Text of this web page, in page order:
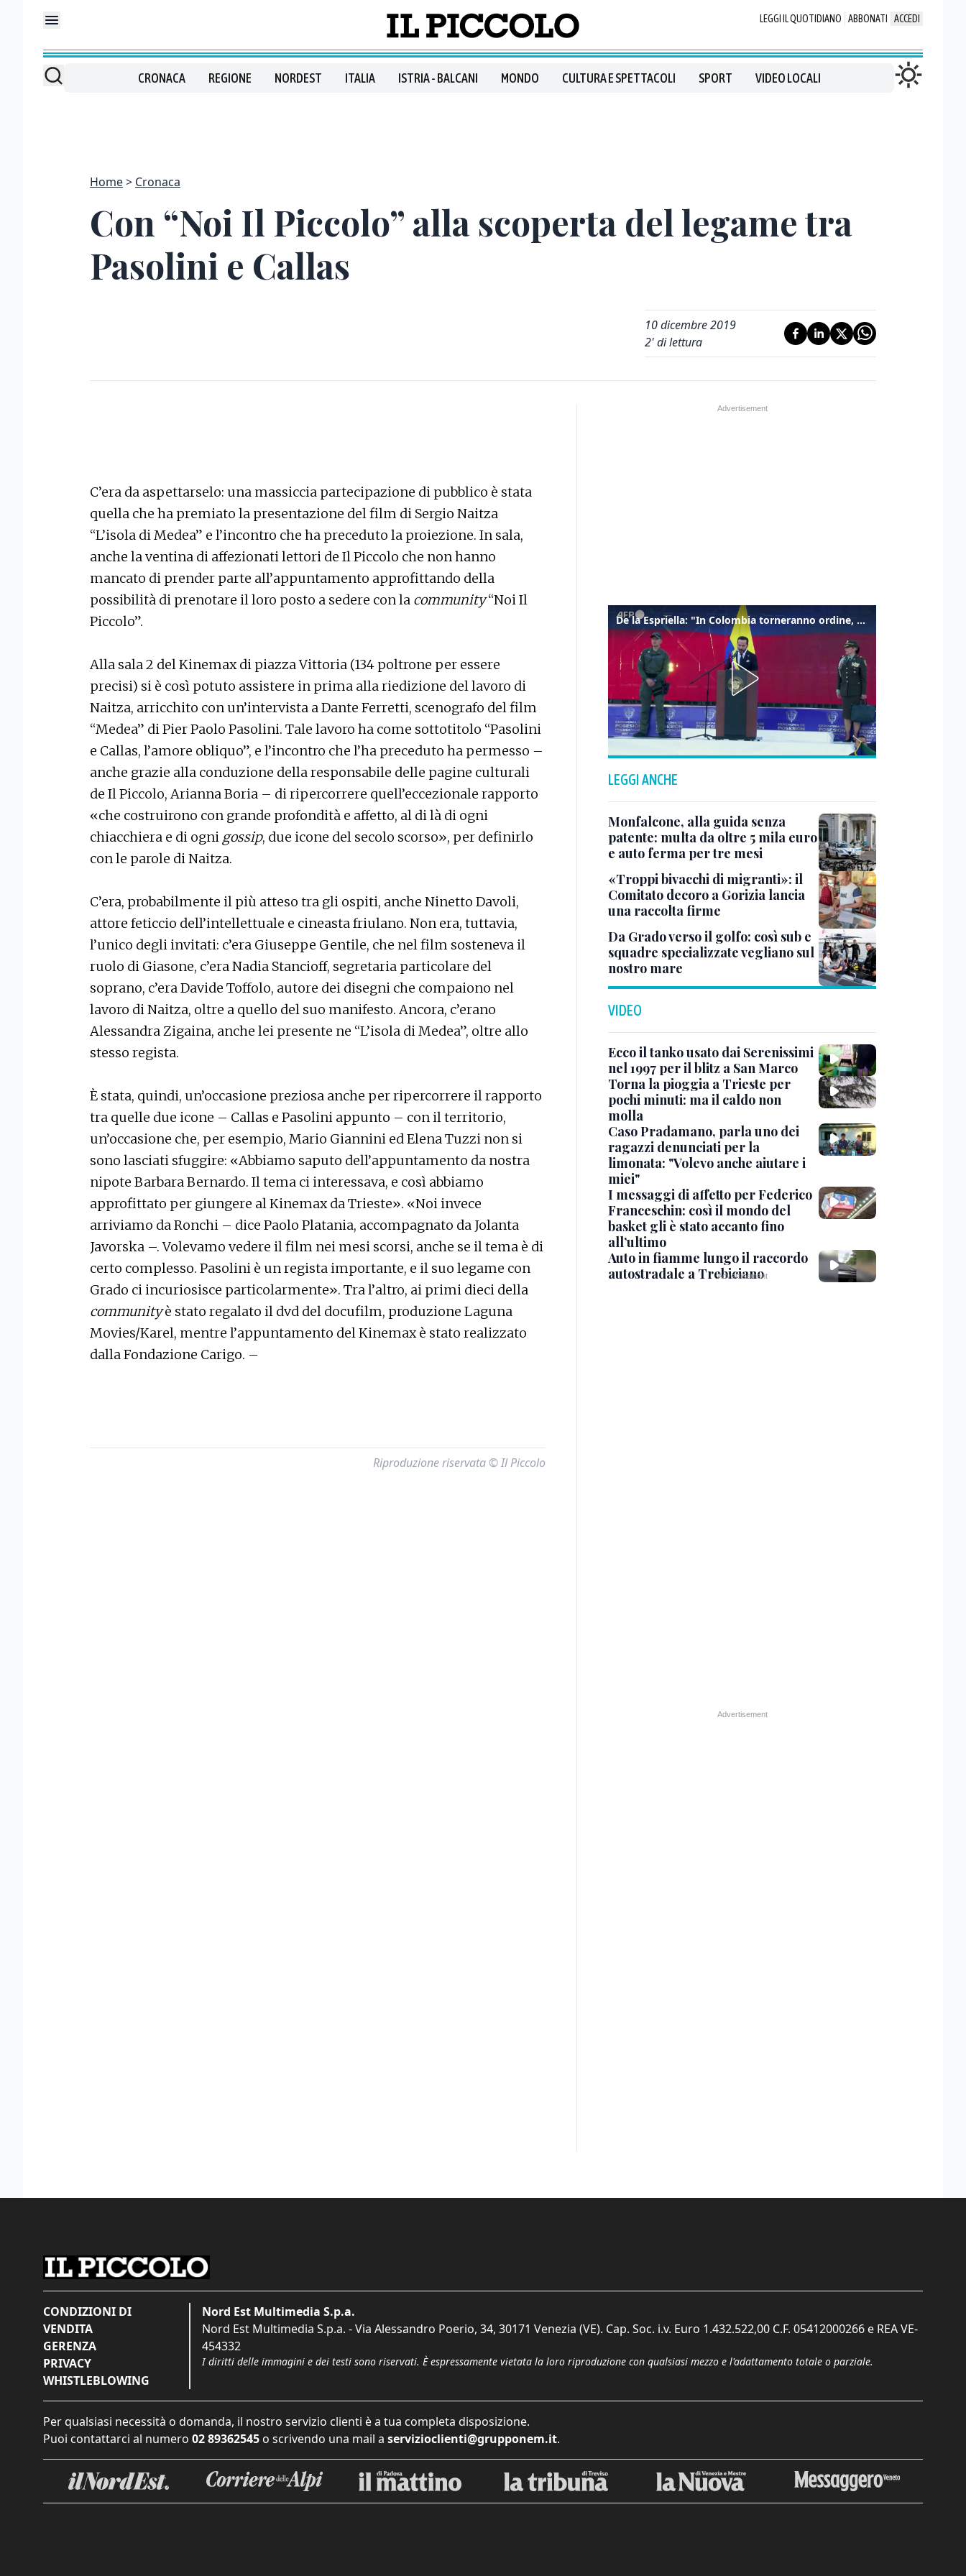
LEGGI IL QUOTIDIANO ABBONATI ACCEDI
CRONACA REGIONE NORDEST ITALIA ISTRIA - BALCANI MONDO CULTURA E SPETTACOLI SPORT VIDEO LOCALI
Home Cronaca
Con “Noi Il Piccolo” alla scoperta del legame tra
Pasolini e Callas
10 dicembre 2019
2' di lettura
C’era da aspettarselo: una massiccia partecipazione di pubblico è stata
quella che ha premiato la presentazione del film di Sergio Naitza
“L’isola di Medea” e l’incontro che ha preceduto la proiezione. In sala,
anche la ventina di affezionati lettori de Il Piccolo che non hanno
mancato di prender parte all’appuntamento approfittando della
possibilità di prenotare il loro posto a sedere con la community“Noi Il
Piccolo”.
Alla sala 2 del Kinemax di piazza Vittoria (134 poltrone per essere
precisi) si è così potuto assistere in prima alla riedizione del lavoro di
Naitza, arricchito con un’intervista a Dante Ferretti, scenografo del film
“Medea” di Pier Paolo Pasolini. Tale lavoro ha come sottotitolo “Pasolini
e Callas, l’amore obliquo”, e l’incontro che l’ha preceduto ha permesso –
anche grazie alla conduzione della responsabile delle pagine culturali
de Il Piccolo, Arianna Boria – di ripercorrere quell’eccezionale rapporto
«che costruirono con grande profondità e affetto, al di là di ogni
chiacchiera e di ogni gossip, due icone del secolo scorso», per definirlo
con le parole di Naitza.
C’era, probabilmente il più atteso tra gli ospiti, anche Ninetto Davoli,
attore feticcio dell’intellettuale e cineasta friulano. Non era, tuttavia,
l’unico degli invitati: c’era Giuseppe Gentile, che nel film sosteneva il
ruolo di Giasone, c’era Nadia Stancioff, segretaria particolare del
soprano, c’era Davide Toffolo, autore dei disegni che compaiono nel
lavoro di Naitza, oltre a quello del suo manifesto. Ancora, c’erano
Alessandra Zigaina, anche lei presente ne “L’isola di Medea”, oltre allo
stesso regista.
È stata, quindi, un’occasione preziosa anche per ripercorrere il rapporto
tra quelle due icone – Callas e Pasolini appunto – con il territorio,
un’occasione che, per esempio, Mario Giannini ed Elena Tuzzi non si
sono lasciati sfuggire: «Abbiamo saputo dell’appuntamento da nostra
nipote Barbara Bernardo. Il tema ci interessava, e così abbiamo
approfittato per giungere al Kinemax da Trieste». «Noi invece
arriviamo da Ronchi – dice Paolo Platania, accompagnato da Jolanta
Javorska –. Volevamo vedere il film nei mesi scorsi, anche se il tema è di
certo complesso. Pasolini è un regista importante, e il suo legame con
Grado ci incuriosisce particolarmente». Tra l’altro, ai primi dieci della
communityè stato regalato il dvd del docufilm, produzione Laguna
Movies/Karel, mentre l’appuntamento del Kinemax è stato realizzato
dalla Fondazione Carigo. –
Riproduzione riservata © Il Piccolo
De la Espriella: "In Colombia torneranno ordine, autorità e libertà"
LEGGI ANCHE
Monfalcone, alla guida senza
patente: multa da oltre 5 mila euro
e auto ferma per tre mesi
«Troppi bivacchi di migranti»: il
Comitato decoro a Gorizia lancia
una raccolta firme
Da Grado verso il golfo: così sub e
squadre specializzate vegliano sul
nostro mare
VIDEO
Ecco il tanko usato dai Serenissimi
nel 1997 per il blitz a San Marco
Torna la pioggia a Trieste per
pochi minuti: ma il caldo non
molla
Caso Pradamano, parla uno dei
ragazzi denunciati per la
limonata: "Volevo anche aiutare i
miei"
I messaggi di affetto per Federico
Franceschin: così il mondo del
basket gli è stato accanto fino
all’ultimo
Auto in fiamme lungo il raccordo
autostradale a Trebiciano
CONDIZIONI DI
VENDITA
GERENZA
PRIVACY
WHISTLEBLOWING
Nord Est Multimedia S.p.a.
Nord Est Multimedia S.p.a. - Via Alessandro Poerio, 34, 30171 Venezia (VE). Cap. Soc. i.v. Euro 1.432.522,00 C.F. 05412000266 e REA VE-
454332
I diritti delle immagini e dei testi sono riservati. È espressamente vietata la loro riproduzione con qualsiasi mezzo e l'adattamento totale o parziale.
Per qualsiasi necessità o domanda, il nostro servizio clienti è a tua completa disposizione.
Puoi contattarci al numero 02 89362545 o scrivendo una mail a servizioclienti@grupponem.it.